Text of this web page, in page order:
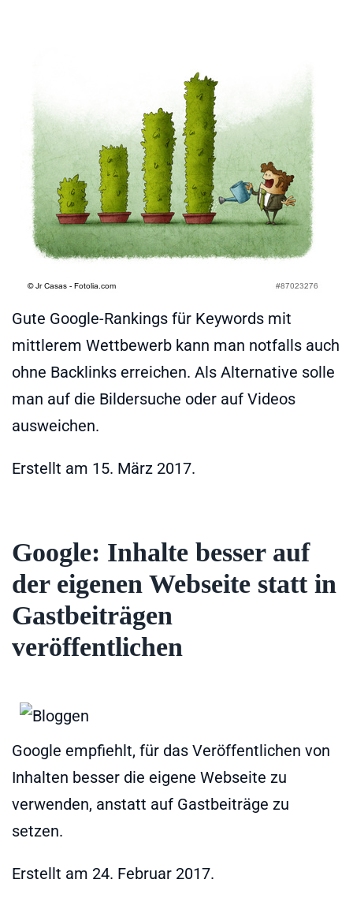
Gute Google-Rankings für Keywords mit
mittlerem Wettbewerb kann man notfalls auch
ohne Backlinks erreichen. Als Alternative solle
man auf die Bildersuche oder auf Videos
ausweichen.
Erstellt am 15. März 2017.
Google: Inhalte besser auf
der eigenen Webseite statt in
Gastbeiträgen
veröffentlichen
Google empfiehlt, für das Veröffentlichen von
Inhalten besser die eigene Webseite zu
verwenden, anstatt auf Gastbeiträge zu
setzen.
Erstellt am 24. Februar 2017.